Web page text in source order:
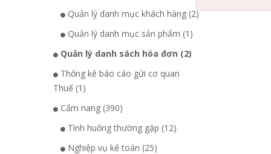
Quản lý danh mục khách hàng (2)
Quản lý danh mục sản phẩm (1)
Quản lý danh sách hóa đơn (2)
Thống kê báo cáo gửi cơ quan
Thuế (1)
Cẩm nang (390)
Tình huống thường gặp (12)
Nghiệp vụ kế toán (25)